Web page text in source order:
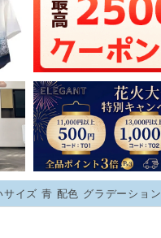
イズ 青 配色 グラデーション